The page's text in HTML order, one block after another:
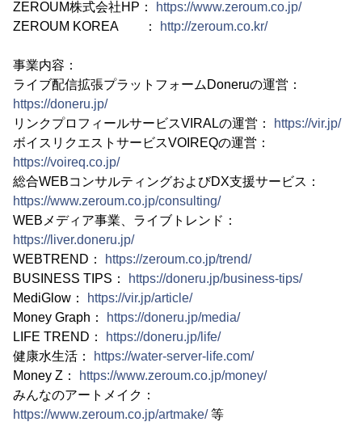
ZEROUM株式会社HP：
https://www.zeroum.co.jp/
ZEROUM KOREA ：
http://zeroum.co.kr/
事業内容：
ライブ配信拡張プラットフォームDoneruの運営：
https://doneru.jp/
リンクプロフィールサービスVIRALの運営：
https://vir.jp/
ボイスリクエストサービスVOIREQの運営：
https://voireq.co.jp/
総合WEBコンサルティングおよびDX支援サービス：
https://www.zeroum.co.jp/consulting/
WEBメディア事業、ライブトレンド：
https://liver.doneru.jp/
WEBTREND：
https://zeroum.co.jp/trend/
BUSINESS TIPS：
https://doneru.jp/business-tips/
MediGlow：
https://vir.jp/article/
Money Graph：
https://doneru.jp/media/
LIFE TREND：
https://doneru.jp/life/
健康水生活：
https://water-server-life.com/
Money Z：
https://www.zeroum.co.jp/money/
みんなのアートメイク：
https://www.zeroum.co.jp/artmake/等